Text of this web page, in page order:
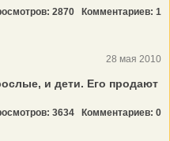
2870 Комментариев: 1
28 мая 2010
и дети. Его продают
3634 Комментариев: 0